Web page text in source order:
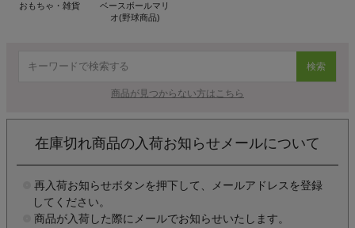
おもちゃ・雑貨
ベースボールマリ
オ(野球商品)
検索
商品が見つからない方はこちら
在庫切れ商品の入荷お知らせメールについて
再入荷お知らせボタンを押下して、メールアドレスを登録
してください。
商品が入荷した際にメールでお知らせいたします。